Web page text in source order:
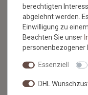
BESUCHEN
UNSEREN
Alles über unsere
berechtigten
abgelehnt werden.
Einwilligung zu
Beachten Sie unser
personenbezogener
Essenziell
DHL